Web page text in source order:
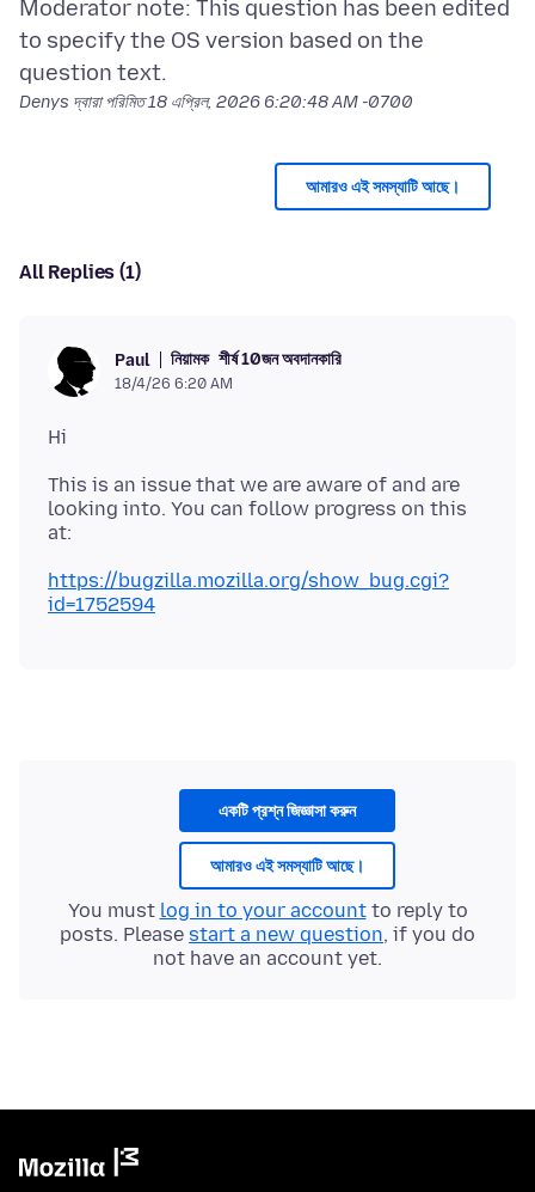
Moderator note: This question has been edited
to specify the OS version based on the
Denys দ্বারা পরিমিত18 এপ্রিল, 2026 6:20:48 AM -0700
আমারও এই সমস্যাটি আছে।
All Replies (1)
Paul নিয়ামক শীর্ষ 10জন অবদানকারি
18/4/26 6:20 AM
This is an issue that we are aware of and are
looking into. You can follow progress on this
https://bugzilla.mozilla.org/show_bug.cgi?
id=1752594
একটি প্রশ্ন জিজ্ঞাসা করুন
আমারও এই সমস্যাটি আছে।
You must log in to your accountto reply to
posts. Please start a new question, if you do
not have an account yet.